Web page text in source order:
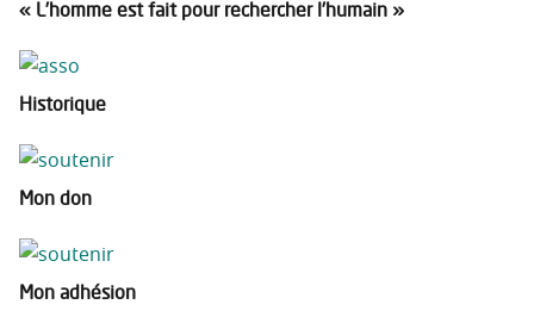
« L’homme est fait pour rechercher l’humain »
Historique
Mon don
Mon adhésion